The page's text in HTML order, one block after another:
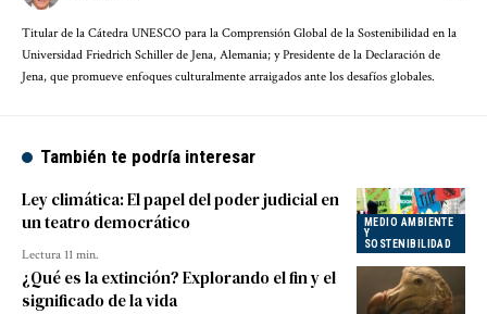
Titular de la Cátedra UNESCO para la Comprensión Global de la Sostenibilidad en la
Universidad Friedrich Schiller de Jena, Alemania; y Presidente de la Declaración de
Jena, que promueve enfoques culturalmente arraigados ante los desafíos globales.
También te podría interesar
MEDIO AMBIENTE
Y
SOSTENIBILIDAD
Ley climática: El papel del poder judicial en
un teatro democrático
Lectura 11 min.
¿Qué es la extinción? Explorando el fin y el
significado de la vida